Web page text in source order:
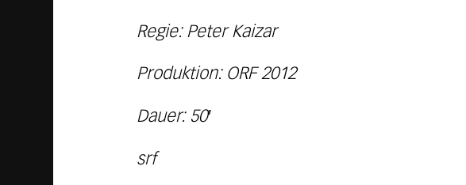
Regie: Peter Kaizar
Produktion: ORF 2012
Dauer: 50′
srf